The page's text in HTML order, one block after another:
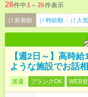
26件中1 ～ 26件表示
新着順 時給順 人
【週2日～】高時
ような施設でお話
派遣 ブランクOK WEB